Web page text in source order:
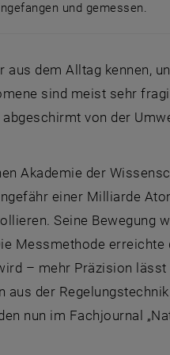
und gemessen.
dem Alltag kennen,
sind meist sehr
von der
Akademie der
einer Milliarde
Seine Bewegung
Messmethode erreichte
– mehr Präzision lässt
aus der
nun im Fachjournal „